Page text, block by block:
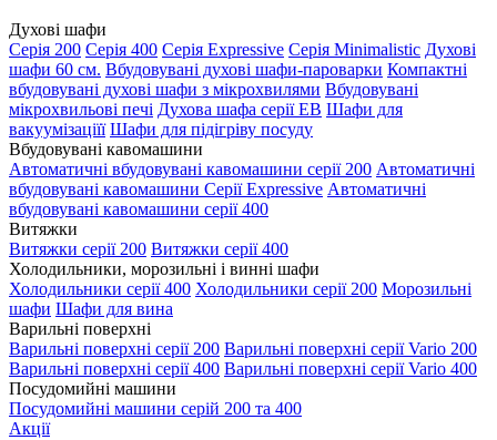
Духові шафи
Серія 200 Серія 400 Серія Expressive Серія Minimalistic Духові
шафи 60 см. Вбудовувані духові шафи-пароварки Компактні
вбудовувані духові шафи з мікрохвилями Вбудовувані
мікрохвильові печі Духова шафа серії EB Шафи для
вакуумізаціїї Шафи для підігріву посуду
Вбудовувані кавомашини
Автоматичні вбудовувані кавомашини серії 200 Автоматичні
вбудовувані кавомашини Серії Expressive Автоматичні
вбудовувані кавомашини серії 400
Витяжки
Витяжки серії 200 Витяжки серії 400
Холодильники, морозильні і винні шафи
Холодильники серії 400 Холодильники серії 200 Морозильні
шафи Шафи для вина
Варильні поверхні
Варильні поверхні серії 200 Варильні поверхні серії Vario 200
Варильні поверхні серії 400 Варильні поверхні серії Vario 400
Посудомийні машини
Посудомийні машини серій 200 та 400
Акції